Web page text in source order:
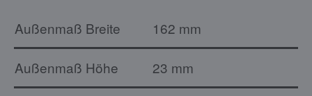
Außenmaß Breite 162 mm
Außenmaß Höhe 23 mm